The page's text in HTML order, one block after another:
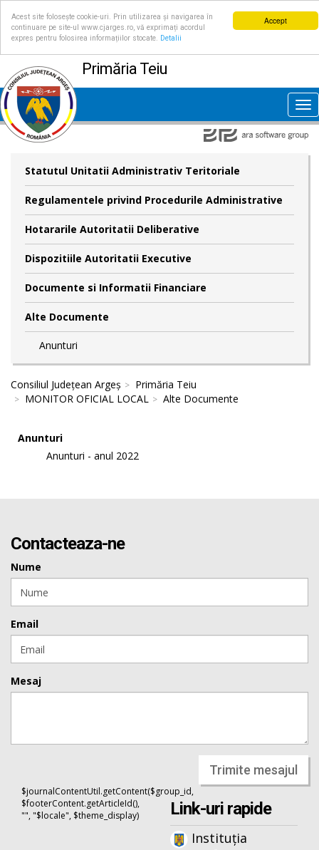
Accept
Acest site folosește cookie-uri. Prin utilizarea și navigarea în
continuare pe site-ul www.cjarges.ro, vă exprimați acordul
expres pentru folosirea informațiilor stocate.
Detalii
Primăria Teiu
Statutul Unitatii Administrativ Teritoriale
Regulamentele privind Procedurile Administrative
Hotararile Autoritatii Deliberative
Dispozitiile Autoritatii Executive
Documente si Informatii Financiare
Alte Documente
Anunturi
Consiliul Județean Argeș
Primăria Teiu
MONITOR OFICIAL LOCAL
Alte Documente
Anunturi
Anunturi - anul 2022
Contacteaza-ne
Nume
Email
Mesaj
Trimite mesajul
$journalContentUtil.getContent($group_id,
$footerContent.getArticleId(),
"", "$locale", $theme_display)
Link-uri rapide
Instituția